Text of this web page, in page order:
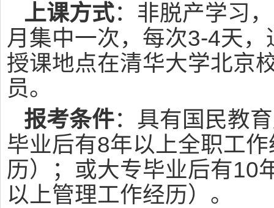
上课方式：非脱产学习
月集中一次，每次3-4天
授课地点在清华大学北京
员。
报考条件：具有国民教
毕业后有8年以上全职工
历）；或大专毕业后有10
以上管理工作经历）。